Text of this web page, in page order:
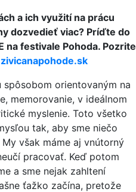
a ich využití na prácu
dozvedieť viac? Príďte do
na festivale Pohoda. Pozrite
spôsobom orientovaným na
memorovanie, v ideálnom
myslenie. Toto všetko
tak, aby sme niečo
však máme aj vnútorný
pracovať. Keď potom
a sme nejak zahltení
ťažko začína, pretože